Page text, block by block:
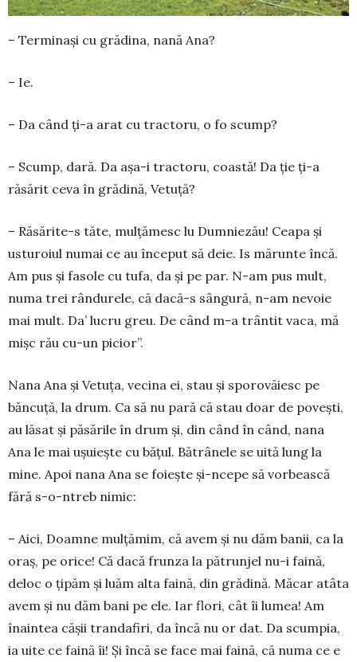
– Terminași cu grădina, nană Ana?
– Ie.
– Da când ți-a arat cu tractoru, o fo scump?
– Scump, dară. Da așa-i tractoru, coastă! Da ție ți-a
răsărit ceva în grădină, Vetuță?
– Răsărite-s tăte, mulțămesc lu Dumniezău! Ceapa și
usturoiul numai ce au început să deie. Is mărunte încă.
Am pus și fasole cu tufa, da și pe par. N-am pus mult,
numa trei rândurele, că dacă-s sângură, n-am nevoie
mai mult. Da’ lucru greu. De când m-a trântit vaca, mă
mișc rău cu-un picior”.
Nana Ana și Vetuța, vecina ei, stau și sporo­vă­iesc pe
băncuță, la drum. Ca să nu pară că stau doar de povești,
au lăsat și pă­sările în drum și, din când în când, nana
Ana le mai ușu­iește cu bățul. Bătrânele se uită lung la
mine. Apoi nana Ana se foiește și-nce­pe să vorbească
fără s-o-ntreb ni­mic:
– Aici, Doamne mulțămim, că avem și nu dăm banii, ca la
oraș, pe orice! Că dacă frunza la pătrunjel nu-i faină,
deloc o țipăm și luăm alta faină, din grădină. Măcar atâta
avem și nu dăm bani pe ele. Iar flori, cât îi lumea! Am
înaintea cășii trandafiri, da încă nu or dat. Da scum­pia,
ia uite ce faină îi! Și încă se face mai faină, că numa ce e